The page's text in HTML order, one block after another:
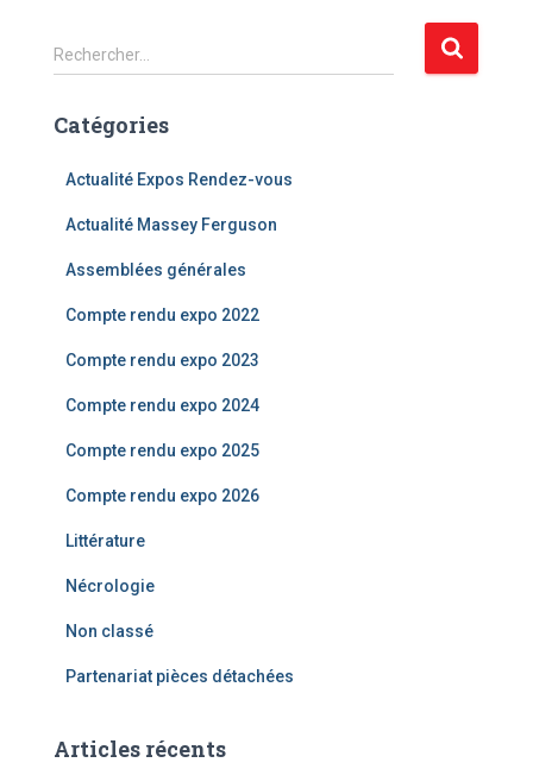
R
e
h
Rechercher…
Catégories
Actualité Expos Rendez-vous
Actualité Massey Ferguson
Assemblées générales
Compte rendu expo 2022
Compte rendu expo 2023
Compte rendu expo 2024
Compte rendu expo 2025
Compte rendu expo 2026
Littérature
Nécrologie
Non classé
Partenariat pièces détachées
Articles récents